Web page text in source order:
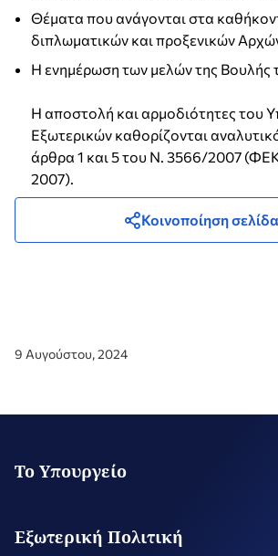
Θέματα που ανάγονται στα
διπλωματικών και προξενικών
Η ενημέρωση των μελών της Βουλής
Η αποστολή και αρμοδιότητες του
Εξωτερικών καθορίζονται
άρθρα 1 και 5 του Ν. 3566/2007
2007).
Κοινοποίηση
9 Αυγούστου, 2024
Το Υπουργείο
Στρατηγικό Σχέδιο
Εποπτευόμενοι Οργανισμοί
Εξωτερική Πολιτική